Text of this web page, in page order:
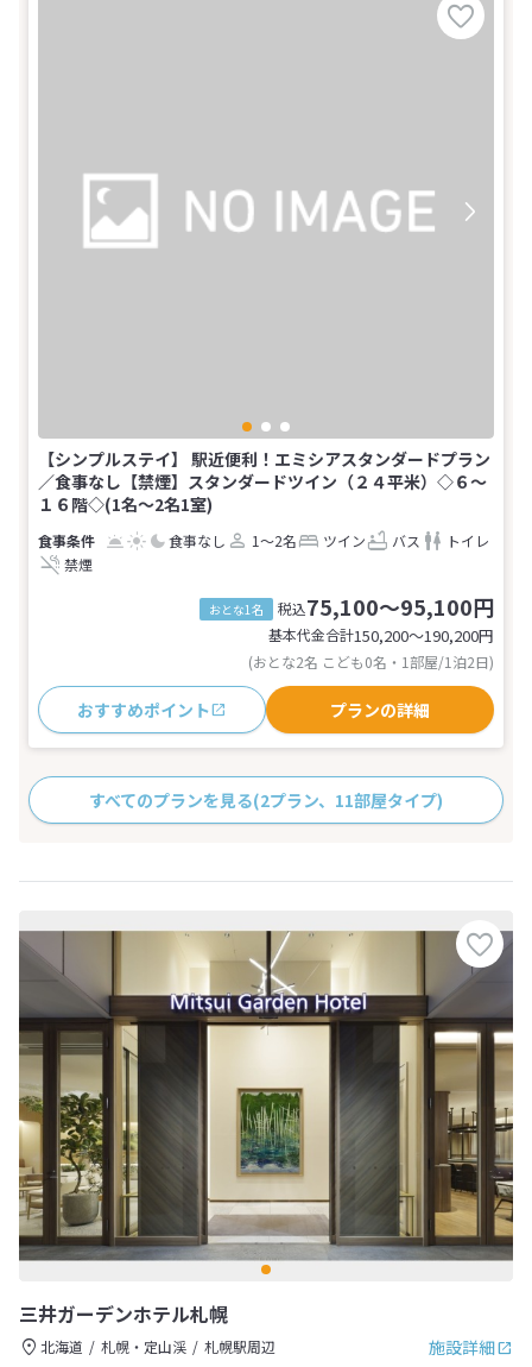
【シンプルステイ】 駅近便利！エミシアスタンダードプラン
／食事なし【禁煙】スタンダードツイン（２４平米）◇６～
１６階◇(1名～2名1室)
食事なし 1～2名 ツイン バス
トイレ
禁煙
おとな1名 税込75,100～95,100円
基本代金合計150,200〜190,200円
(おとな2名 こども0名・1部屋/1泊2日)
おすすめポイント プランの詳細
すべてのプランを見る(2プラン、11部屋タイプ)
三井ガーデンホテル札幌
施設詳細
北海道 札幌・定山渓
札幌駅周辺